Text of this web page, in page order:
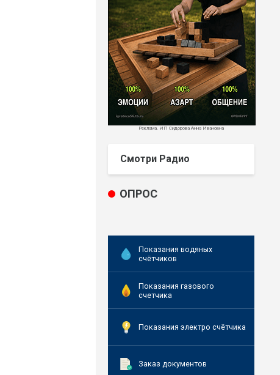
Реклама. ИП Сидорова Анна Ивановна
Смотри Радио
ОПРОС
Показания водяных
счётчиков
Показания газового
счетчика
Показания электро счётчика
Заказ документов